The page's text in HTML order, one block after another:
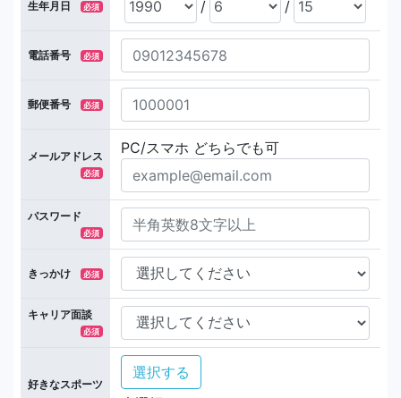
生年月日 必須 / /
電話番号 必須
郵便番号 必須
メールアドレス
必須
PC/スマホ どちらでも可
パスワード
必須
きっかけ 必須
キャリア面談
必須
好きなスポーツ
選択する